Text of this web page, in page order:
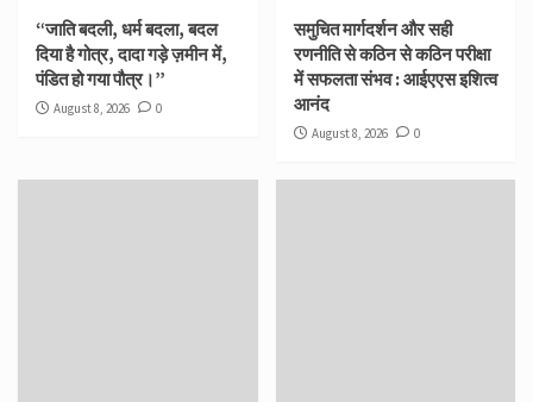
“जाति बदली, धर्म बदला, बदल
दिया है गोत्र, दादा गड़े ज़मीन में,
पंडित हो गया पौत्र।”
August 8, 2026 0
समुचित मार्गदर्शन और सही
रणनीति से कठिन से कठिन परीक्षा
में सफलता संभव : आईएएस इशित्व
आनंद
August 8, 2026 0